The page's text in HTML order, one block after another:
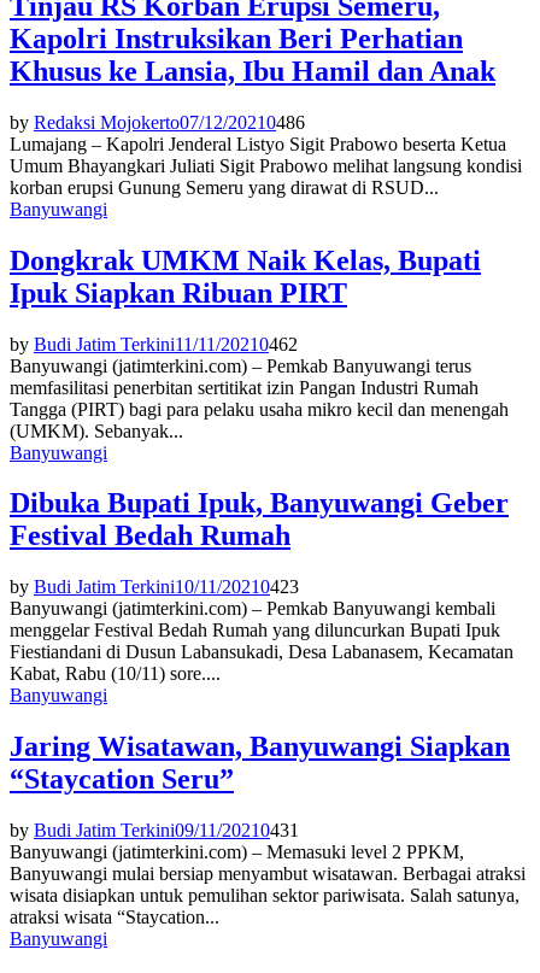
Kapolri Instruksikan Beri Perhatian
Khusus ke Lansia, Ibu Hamil dan Anak
by Redaksi Mojokerto07/12/20210486
Lumajang – Kapolri Jenderal Listyo Sigit Prabowo beserta Ketua
Umum Bhayangkari Juliati Sigit Prabowo melihat langsung kondisi
korban erupsi Gunung Semeru yang dirawat di RSUD...
Banyuwangi
Dongkrak UMKM Naik Kelas, Bupati
Ipuk Siapkan Ribuan PIRT
by Budi Jatim Terkini11/11/20210462
Banyuwangi (jatimterkini.com) – Pemkab Banyuwangi terus
memfasilitasi penerbitan sertitikat izin Pangan Industri Rumah
Tangga (PIRT) bagi para pelaku usaha mikro kecil dan menengah
(UMKM). Sebanyak...
Banyuwangi
Dibuka Bupati Ipuk, Banyuwangi Geber
Festival Bedah Rumah
by Budi Jatim Terkini10/11/20210423
Banyuwangi (jatimterkini.com) – Pemkab Banyuwangi kembali
menggelar Festival Bedah Rumah yang diluncurkan Bupati Ipuk
Fiestiandani di Dusun Labansukadi, Desa Labanasem, Kecamatan
Kabat, Rabu (10/11) sore....
Banyuwangi
Jaring Wisatawan, Banyuwangi Siapkan
“Staycation Seru”
by Budi Jatim Terkini09/11/20210431
Banyuwangi (jatimterkini.com) – Memasuki level 2 PPKM,
Banyuwangi mulai bersiap menyambut wisatawan. Berbagai atraksi
wisata disiapkan untuk pemulihan sektor pariwisata. Salah satunya,
atraksi wisata “Staycation...
Banyuwangi